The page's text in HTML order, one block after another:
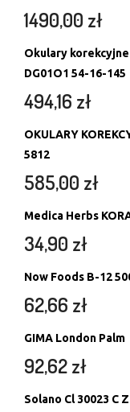
1490,00 zł
Okulary korekcyjne
DG01O1 54-16-145
494,16 zł
OKULARY
5812
585,00 zł
Medica Herbs
34,90 zł
Now Foods B-12
62,66 zł
GIMA London Palm
92,62zł
Solano Cl 30023 C